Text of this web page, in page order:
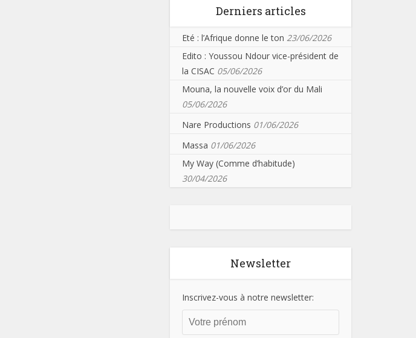
Derniers articles
Eté : l’Afrique donne le ton 23/06/2026
Edito : Youssou Ndour vice-président de
la CISAC 05/06/2026
Mouna, la nouvelle voix d’or du Mali
05/06/2026
Nare Productions 01/06/2026
Massa 01/06/2026
My Way (Comme d’habitude)
30/04/2026
Newsletter
Inscrivez-vous à notre newsletter: